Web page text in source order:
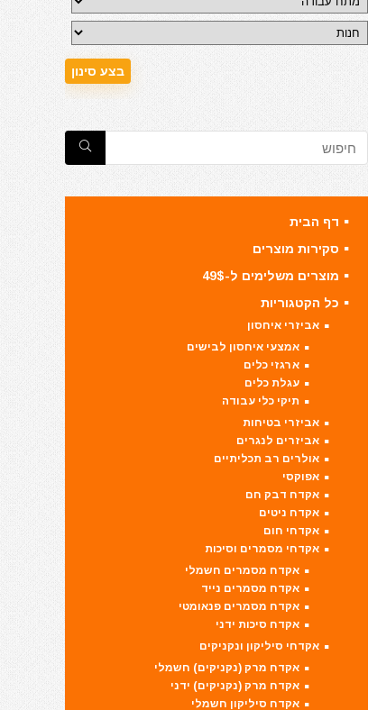
דף הבית
סקירות מוצרים
מוצרים משלימים ל-49$
כל הקטגוריות
אביזרי איחסון
אמצעי איחסון לבישים
ארגזי כלים
עגלת כלים
תיקי כלי עבודה
אביזרי בטיחות
אביזרים לנגרים
אולרים רב תכליתיים
אפוקסי
אקדח דבק חם
אקדח ניטים
אקדחי חום
אקדחי מסמרים וסיכות
אקדח מסמרים חשמלי
אקדח מסמרים נייד
אקדח מסמרים פנאומטי
אקדח סיכות ידני
אקדחי סיליקון ונקניקים
אקדח מרק (נקניקים) חשמלי
אקדח מרק (נקניקים) ידני
אקדח סיליקון חשמלי